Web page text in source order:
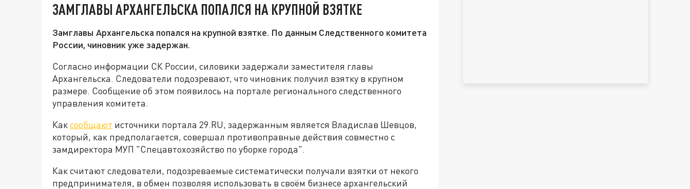
ЗАМГЛАВЫ АРХАНГЕЛЬСКА ПОПАЛСЯ НА КРУПНОЙ ВЗЯТКЕ
Замглавы Архангельска попался на крупной взятке. По данным Следственного комитета
России, чиновник уже задержан.
Согласно информации СК России, силовики задержали заместителя главы
Архангельска. Следователи подозревают, что чиновник получил взятку в крупном
размере. Сообщение об этом появилось на портале регионального следственного
управления комитета.
Каксообщают источники портала 29.RU, задержанным является Владислав Шевцов,
который, как предполагается, совершал противоправные действия совместно с
замдиректора МУП "Спецавтохозяйство по уборке города".
Как считают следователи, подозреваемые систематически получали взятки от некого
предпринимателя, в обмен позволяя использовать в своём бизнесе архангельский